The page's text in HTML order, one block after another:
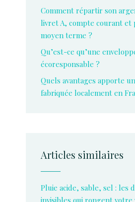
Comment répartir son
livret A, compte courant et
moyen terme ?
Qu’est-ce qu’une
écoresponsable ?
Quels avantages apporte
fabriquée localement en
Articles similaires
Pluie acide, sable, sel : les
invisibles qui rongent votre